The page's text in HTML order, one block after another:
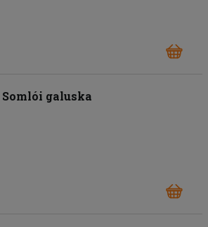
Somlói galuska